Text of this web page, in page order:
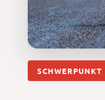
SCHWERPUNKT